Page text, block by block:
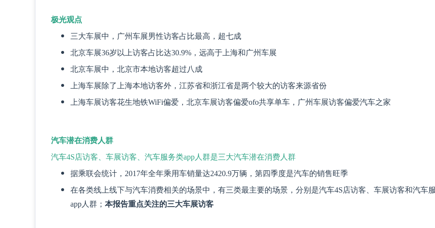
极光观点
三大车展中，广州车展男性访客占比最高，超七成
北京车展36岁以上访客占比达30.9%，远高于上海和广州车展
北京车展中，北京市本地访客超过八成
上海车展除了上海本地访客外，江苏省和浙江省是两个较大的访客来源省份
上海车展访客花生地铁WiFi偏爱，北京车展访客偏爱ofo共享单车，广州车展访客偏爱汽车之家
汽车潜在消费人群
汽车4S店访客、车展访客、汽车服务类app人群是三大汽车潜在消费人群
据乘联会统计，2017年全年乘用车销量达2420.9万辆，第四季度是汽车的销售旺季
在各类线上线下与汽车消费相关的场景中，有三类最主要的场景，分别是汽车4S店访客、车展访客和汽车
app人群； 本报告重点关注的三大车展访客